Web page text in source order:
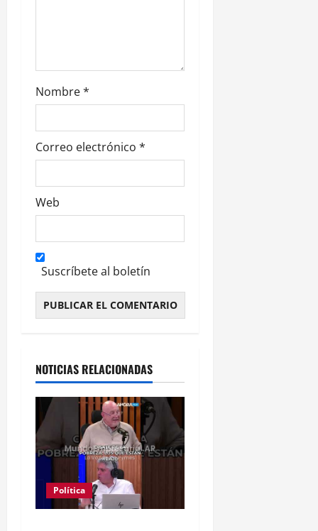
a
s
Nombre*
Correo electrónico *
Web
Suscríbete al boletín
NOTICIAS RELACIONADAS
Política